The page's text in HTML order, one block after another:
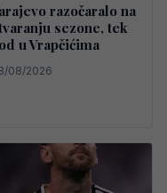
razočaralo na
sezone, tek
u Vrapčićima
08/2026